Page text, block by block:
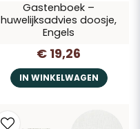
Gastenboek –
huwelijksadvies doosje,
Engels
€ 19,26
IN WINKELWAGEN